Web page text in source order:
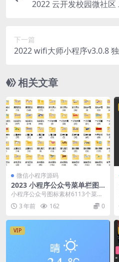
2022 云开发校园微社区
下一篇
2022 wifi大师小程序v3.0.8
相关文章
微信小程序源码
2023 小程序公众号菜单栏图
标6113个素材
小程序公众号图标素材6113个菜单
栏素材图片打包下载，打包全网小
程序开发时所用到...
3 年前 162 0
VIP